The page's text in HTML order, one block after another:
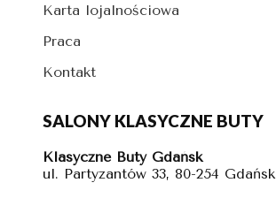
Karta lojalnościowa
Praca
Kontakt
SALONY KLASYCZNE BUTY
Klasyczne Buty Gdańsk
ul. Partyzantów 33, 80-254 Gdańsk